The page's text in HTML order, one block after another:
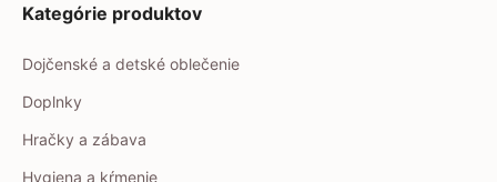
Kategórie produktov
Dojčenské a detské oblečenie
Doplnky
Hračky a zábava
Hygiena a kŕmenie